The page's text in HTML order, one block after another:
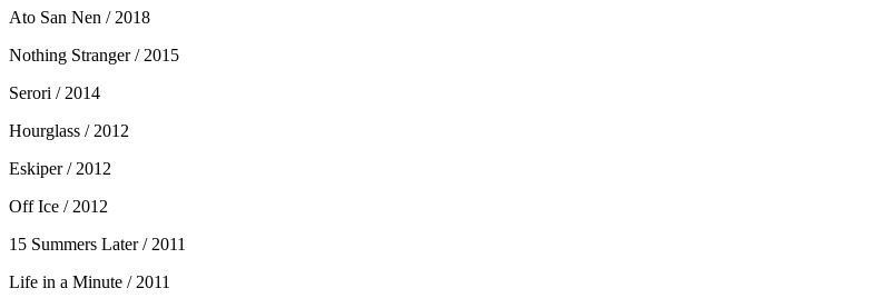
Ato San Nen / 2018
Nothing Stranger / 2015
Serori / 2014
Hourglass / 2012
Eskiper / 2012
Off Ice / 2012
15 Summers Later / 2011
Life in a Minute / 2011